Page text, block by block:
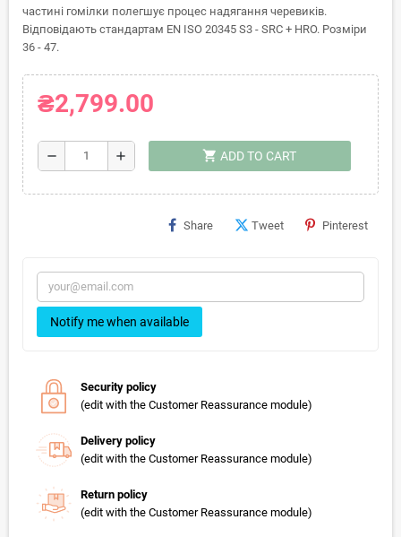
частині гомілки полегшує процес надягання черевиків.
Відповідають стандартам EN ISO 20345 S3 - SRC + HRO. Розміри
36 - 47.
₴2,799.00
remove add shopping_cart ADD TO CART
Share Tweet Pinterest
Notify me when available
Security policy
(edit with the Customer Reassurance module)
Delivery policy
(edit with the Customer Reassurance module)
Return policy
(edit with the Customer Reassurance module)